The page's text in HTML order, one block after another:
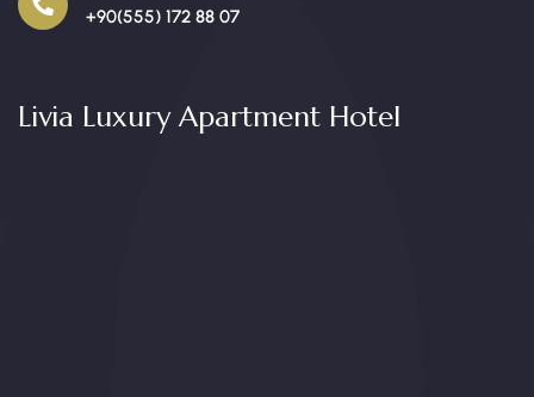
+90(555) 172 88 07
Livia Luxury Apartment Hotel